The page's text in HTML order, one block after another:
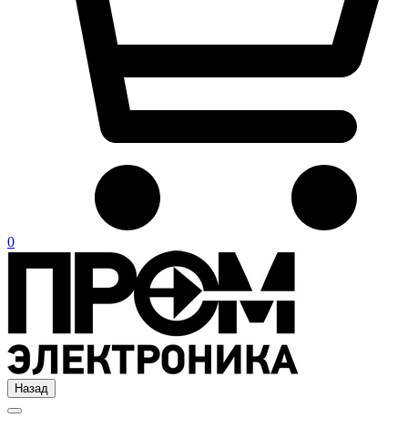
0
Назад